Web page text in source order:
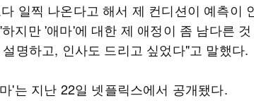
일찍 나온다고 해서 제 컨디션이 예측이
지만 '애마'에 대한 제 애정이 좀 남다른
명하고, 인사도 드리고 싶었다"고 말했다.
'는 지난 22일 넷플릭스에서 공개됐다.